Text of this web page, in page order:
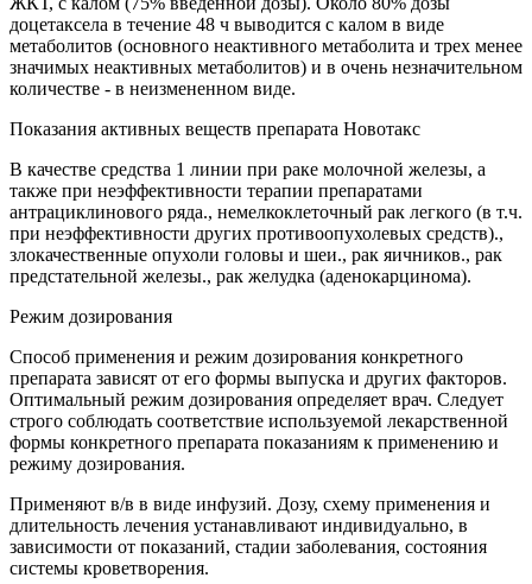
доцетаксела в течение 48 ч выводится с калом в виде
метаболитов (основного неактивного метаболита и трех менее
значимых неактивных метаболитов) и в очень незначительном
количестве - в неизмененном виде.
Показания активных веществ препарата Новотакс
В качестве средства 1 линии при раке молочной железы, а
также при неэффективности терапии препаратами
антрациклинового ряда., немелкоклеточный рак легкого (в т.ч.
при неэффективности других противоопухолевых средств).,
злокачественные опухоли головы и шеи., рак яичников., рак
предстательной железы., рак желудка (аденокарцинома).
Режим дозирования
Способ применения и режим дозирования конкретного
препарата зависят от его формы выпуска и других факторов.
Оптимальный режим дозирования определяет врач. Следует
строго соблюдать соответствие используемой лекарственной
формы конкретного препарата показаниям к применению и
режиму дозирования.
Применяют в/в в виде инфузий. Дозу, схему применения и
длительность лечения устанавливают индивидуально, в
зависимости от показаний, стадии заболевания, состояния
системы кроветворения.